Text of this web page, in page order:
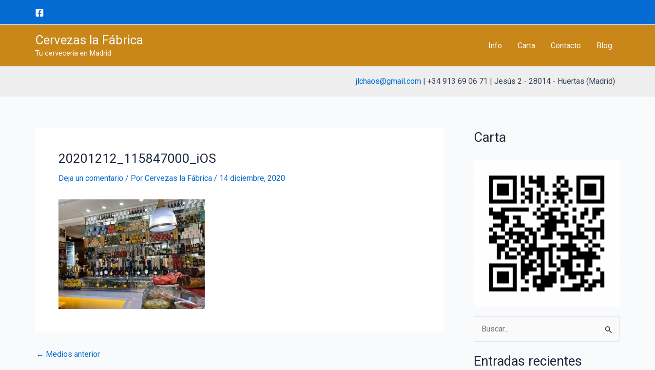
Cervezas la Fábrica
Tu cervecería en Madrid
Info Carta Contacto Blog
jlchaos@gmail.com | +34 913 69 06 71 | Jesús 2 - 28014 - Huertas (Madrid)
20201212_115847000_iOS
Deja un comentario / Por Cervezas la Fábrica / 14 diciembre, 2020
Navegación
← Medios anterior
Carta
u
s
Entradas recientes